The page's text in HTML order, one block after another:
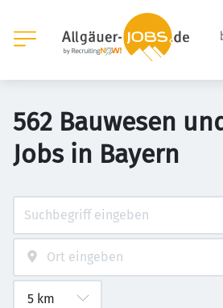
562 Bauwesen
Jobs in Bayern